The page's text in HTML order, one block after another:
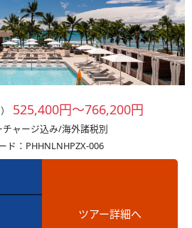
525,400円～766,200円
ャージ込み/海外諸税別
ド：PHHNLNHPZX-006
ツアー詳細へ